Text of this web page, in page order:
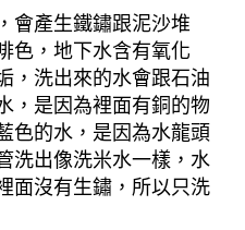
會產生鐵鏽跟泥沙堆
色，地下水含有氧化
，洗出來的水會跟石油
，是因為裡面有銅的物
色的水，是因為水龍頭
洗出像洗米水一樣，水
面沒有生鏽，所以只洗